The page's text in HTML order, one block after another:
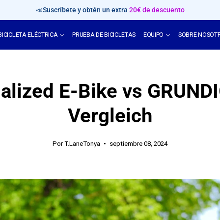
📣Suscríbete y obtén un extra 20€ de descuento
ELÉCTRICA PRUEBA DE BICICLETAS EQUIPO SOBRE
E-Bike vs
Vergleich
Por T.LaneTonya septiembre 08, 2024